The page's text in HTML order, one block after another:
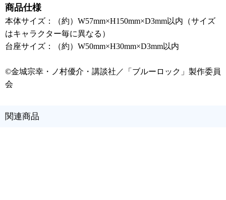
商品仕様
本体サイズ：（約）W57mm×H150mm×D3mm以内（サイズ
はキャラクター毎に異なる）
台座サイズ：（約）W50mm×H30mm×D3mm以内
©金城宗幸・ノ村優介・講談社／「ブルーロック」製作委員
会
関連商品